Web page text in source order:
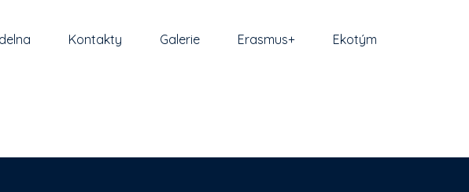
Kontakty Galerie Erasmus+ Ekotým